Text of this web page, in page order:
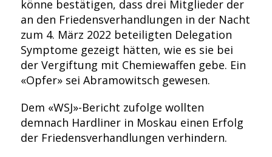
könne bestätigen, dass drei Mitglieder der
an den Friedensverhandlungen in der Nacht
zum 4. März 2022 beteiligten Delegation
Symptome gezeigt hätten, wie es sie bei
der Vergiftung mit Chemiewaffen gebe. Ein
«Opfer» sei Abramowitsch gewesen.
Dem «WSJ»-Bericht zufolge wollten
demnach Hardliner in Moskau einen Erfolg
der Friedensverhandlungen verhindern.